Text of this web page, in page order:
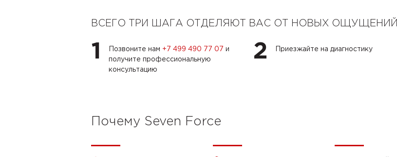
ВСЕГО ТРИ ШАГА ОТДЕЛЯЮТ ВАС ОТ НОВЫХ ОЩУЩЕНИЙ
1 Позвоните нам +7 499 490 77 07
и
получите профессиональную
консультацию
2 Приезжайте на диагностику
Почему Seven Force